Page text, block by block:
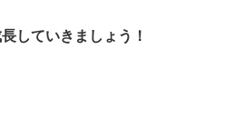
していきましょう！